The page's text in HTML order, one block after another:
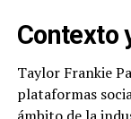
Contexto
Taylor Frankie
plataformas